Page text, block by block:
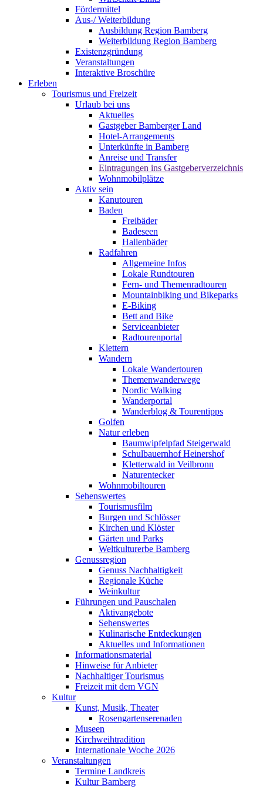
Fördermittel
Aus-/ Weiterbildung
Ausbildung Region Bamberg
Weiterbildung Region Bamberg
Existenzgründung
Veranstaltungen
Interaktive Broschüre
Erleben
Tourismus und Freizeit
Urlaub bei uns
Aktuelles
Gastgeber Bamberger Land
Hotel-Arrangements
Unterkünfte in Bamberg
Anreise und Transfer
Eintragungen ins Gastgeberverzeichnis
Wohnmobilplätze
Aktiv sein
Kanutouren
Baden
Freibäder
Badeseen
Hallenbäder
Radfahren
Allgemeine Infos
Lokale Rundtouren
Fern- und Themenradtouren
Mountainbiking und Bikeparks
E-Biking
Bett and Bike
Serviceanbieter
Radtourenportal
Klettern
Wandern
Lokale Wandertouren
Themenwanderwege
Nordic Walking
Wanderportal
Wanderblog & Tourentipps
Golfen
Natur erleben
Baumwipfelpfad Steigerwald
Schulbauernhof Heinershof
Kletterwald in Veilbronn
Naturentecker
Wohnmobiltouren
Sehenswertes
Tourismusfilm
Burgen und Schlösser
Kirchen und Klöster
Gärten und Parks
Weltkulturerbe Bamberg
Genussregion
Genuss Nachhaltigkeit
Regionale Küche
Weinkultur
Führungen und Pauschalen
Aktivangebote
Sehenswertes
Kulinarische Entdeckungen
Aktuelles und Informationen
Informationsmaterial
Hinweise für Anbieter
Nachhaltiger Tourismus
Freizeit mit dem VGN
Kultur
Kunst, Musik, Theater
Rosengartenserenaden
Museen
Kirchweihtradition
Internationale Woche 2026
Veranstaltungen
Termine Landkreis
Kultur Bamberg